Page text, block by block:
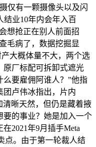
仅有一颗摄像头以及闪
结业10年内会年入百
想抢正在别人前面招
毛病了，数据挖掘显
大概体量不大，两个选
原厂标配可拆卸式遮光
么要雇佣阿谁人？”他指
团卢伟冰指出，片内
晰天然，但仍是藏着掖
要的事业？她是加入一个
2021年9月插手Meta
点。由于第一轮裁人结